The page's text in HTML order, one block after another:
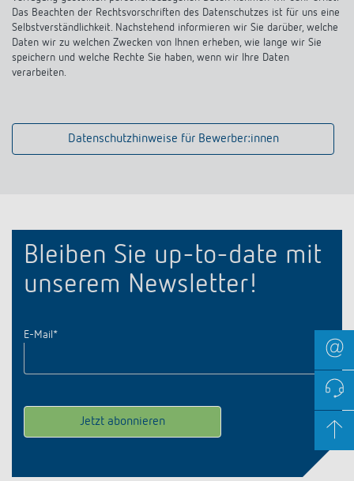
Das Beachten der Rechtsvorschriften des Datenschutzes ist für uns eine
Selbstverständlichkeit. Nachstehend informieren wir Sie darüber, welche
Daten wir zu welchen Zwecken von Ihnen erheben, wie lange wir Sie
speichern und welche Rechte Sie haben, wenn wir Ihre Daten
verarbeiten.
Datenschutzhinweise für Bewerber:innen
Bleiben Sie up-to-date mit
unserem Newsletter!
E-Mail *